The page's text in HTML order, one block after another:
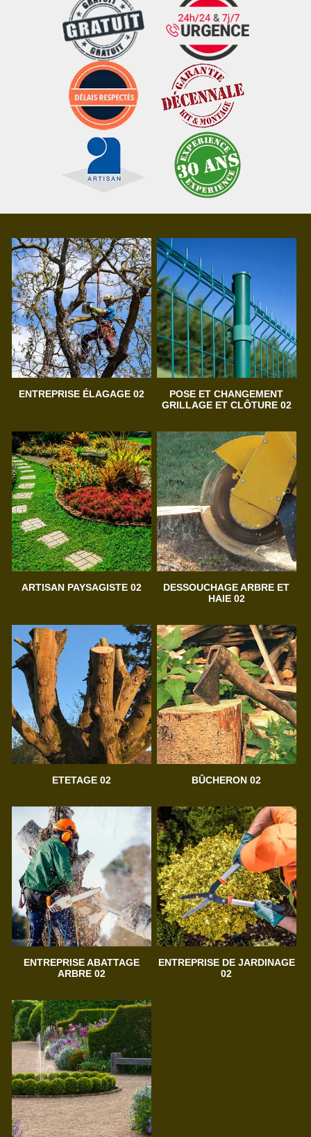
ENTREPRISE ÉLAGAGE 02
POSE ET CHANGEMENT
GRILLAGE ET CLÔTURE 02
ARTISAN PAYSAGISTE 02
DESSOUCHAGE ARBRE ET
HAIE 02
ETETAGE 02 BÛCHERON 02
ENTREPRISE ABATTAGE
ARBRE 02
ENTREPRISE DE JARDINAGE
02